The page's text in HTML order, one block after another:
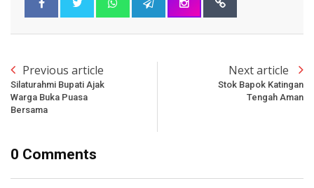
Previous article
Silaturahmi Bupati Ajak
Warga Buka Puasa
Bersama
Next article
Stok Bapok Katingan
Tengah Aman
0 Comments